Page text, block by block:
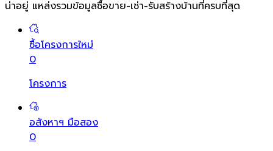
น่าอยู่ แหล่งรวมข้อมูลซื้อขาย-เช่า-รับสร้างบ้านที่ครบที่สุด
ซื้อโครงการใหม่
0
โครงการ
อสังหาฯ มือสอง
0